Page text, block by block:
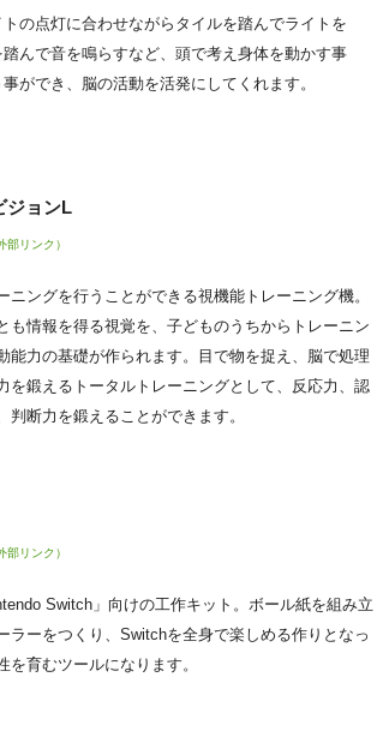
の点灯に合わせながらタイルを踏んでライトを
んで音を鳴らすなど、頭で考え身体を動かす事
ができ、脳の活動を活発にしてくれます。
ジョンL
部リンク）
ニングを行うことができる視機能トレーニング機。
も情報を得る視覚を、子どものうちからトレーニン
能力の基礎が作られます。目で物を捉え、脳で処理
を鍛えるトータルトレーニングとして、反応力、認
判断力を鍛えることができます。
部リンク）
Switch」向けの工作キット。ボール紙を組み立
ラーをつくり、Switchを全身で楽しめる作りとなっ
育むツールになります。